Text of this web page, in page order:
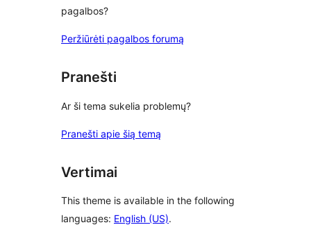
pagalbos?
Peržiūrėti pagalbos forumą
Pranešti
Ar ši tema sukelia problemų?
Pranešti apie šią temą
Vertimai
This theme is available in the following
languages: English (US).